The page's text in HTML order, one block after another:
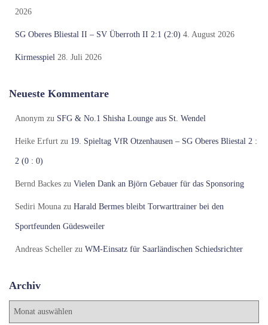
2026
SG Oberes Bliestal II – SV Überroth II 2:1 (2:0) 4. August 2026
Kirmesspiel 28. Juli 2026
Neueste Kommentare
Anonym zu SFG & No.1 Shisha Lounge aus St. Wendel
Heike Erfurt zu 19. Spieltag VfR Otzenhausen – SG Oberes Bliestal 2 :
2 (0 : 0)
Bernd Backes zu Vielen Dank an Björn Gebauer für das Sponsoring
Sediri Mouna zu Harald Bermes bleibt Torwarttrainer bei den
Sportfeunden Güdesweiler
Andreas Scheller zu WM-Einsatz für Saarländischen Schiedsrichter
Archiv
A